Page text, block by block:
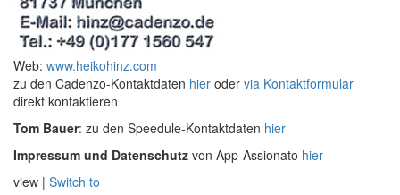
Web: www.heikohinz.com
zu den Cadenzo-Kontaktdaten hier oder via Kontaktformular
direkt kontaktieren
Tom Bauer: zu den Speedule-Kontaktdaten hier
Impressum und Datenschutz von App-Assionato hier
view | Switch to